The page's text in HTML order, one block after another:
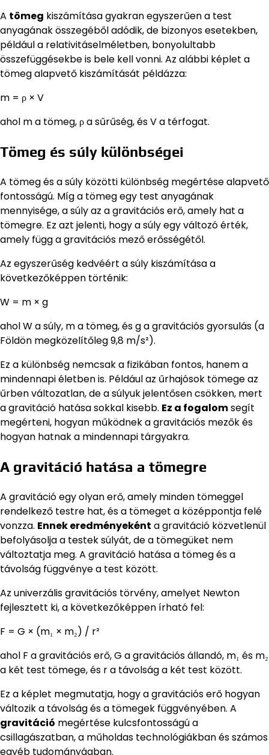
A tömeg kiszámítása gyakran egyszerűen a test
anyagának összegéből adódik, de bizonyos esetekben,
például a relativitáselméletben, bonyolultabb
összefüggésekbe is bele kell vonni. Az alábbi képlet a
tömeg alapvető kiszámítását példázza:
m = ρ × V
ahol m a tömeg, ρ a sűrűség, és V a térfogat.
Tömeg és súly különbségei
A tömeg és a súly közötti különbség megértése alapvető
fontosságú. Míg a tömeg egy test anyagának
mennyisége, a súly az a gravitációs erő, amely hat a
tömegre. Ez azt jelenti, hogy a súly egy változó érték,
amely függ a gravitációs mező erősségétől.
Az egyszerűség kedvéért a súly kiszámítása a
következőképpen történik:
W = m × g
ahol W a súly, m a tömeg, és g a gravitációs gyorsulás (a
Földön megközelítőleg 9,8 m/s²).
Ez a különbség nemcsak a fizikában fontos, hanem a
mindennapi életben is. Például az űrhajósok tömege az
űrben változatlan, de a súlyuk jelentősen csökken, mert
a gravitáció hatása sokkal kisebb. Ez a fogalomsegít
megérteni, hogyan működnek a gravitációs mezők és
hogyan hatnak a mindennapi tárgyakra.
A gravitáció hatása a tömegre
A gravitáció egy olyan erő, amely minden tömeggel
rendelkező testre hat, és a tömeget a középpontja felé
vonzza. Ennek eredményeként a gravitáció közvetlenül
befolyásolja a testek súlyát, de a tömegüket nem
változtatja meg. A gravitáció hatása a tömeg és a
távolság függvénye a test között.
Az univerzális gravitációs törvény, amelyet Newton
fejlesztett ki, a következőképpen írható fel:
F = G × (m₁ × m₂) / r²
ahol F a gravitációs erő, G a gravitációs állandó, m₁ és m₂
a két test tömege, és r a távolság a két test között.
Ez a képlet megmutatja, hogy a gravitációs erő hogyan
változik a távolság és a tömegek függvényében. A
gravitáció megértése kulcsfontosságú a
csillagászatban, a műholdas technológiákban és számos
egyéb tudományágban.